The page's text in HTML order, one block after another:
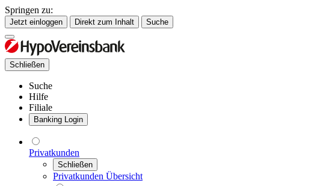
Springen zu:
Jetzt einloggen Direkt zum Inhalt Suche
Schließen
Suche
Hilfe
Filiale
Banking Login
Privatkunden
Schließen
Privatkunden Übersicht